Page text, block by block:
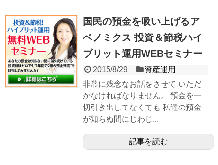
国民の預金を吸い上げるア
ベノミクス 投資＆節税ハイ
ブリット運用WEBセミナー
2015/8/29
資産運用
非常に残念なお話をさせて いただ
かなければなりません。 預金を一
切引き出してなくても 私達の預金
が知らぬ間にじわじ...
記事を読む